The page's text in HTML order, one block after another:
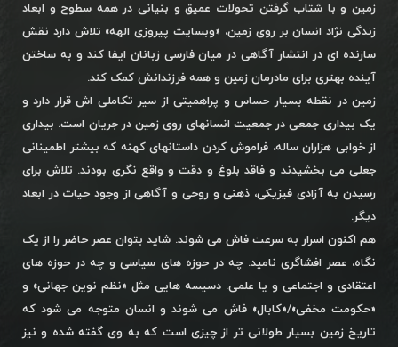
زمین و با شتاب گرفتن تحولات عمیق و بنیانی در همه سطوح و ابعاد
زندگی نژاد انسان بر روی زمین، «وبسایت پیروزی الهه» تلاش دارد نقش
سازنده ای در انتشار آگاهی در میان فارسی زبانان ایفا کند و به ساختن
آینده بهتری برای مادرمان زمین و همه فرزندانش کمک کند.
زمین در نقطه بسیار حساس و پراهمیتی از سیر تکاملی اش قرار دارد و
یک بیداری جمعی در جمعیت انسانهای روی زمین در جریان است. بیداری
از خوابی هزاران ساله، فراموش کردن داستانهای کهنه که بیشتر اطمینانی
جعلی می بخشیدند و فاقد بلوغ و دقت و واقع نگری بودند. تلاش برای
رسیدن به آزادی فیزیکی، ذهنی و روحی و آگاهی از وجود حیات در ابعاد
دیگر.
هم اکنون اسرار به سرعت فاش می شوند. شاید بتوان عصر حاضر را از یک
نگاه، عصر افشاگری نامید. چه در حوزه های سیاسی و چه در حوزه های
اعتقادی و اجتماعی و یا علمی. دسیسه هایی مثل «نظم نوین جهانی» و
«حکومت مخفی»/«کابال» فاش می شوند و انسان متوجه می شود که
تاریخ زمین بسیار طولانی تر از چیزی است که به وی گفته شده و نیز